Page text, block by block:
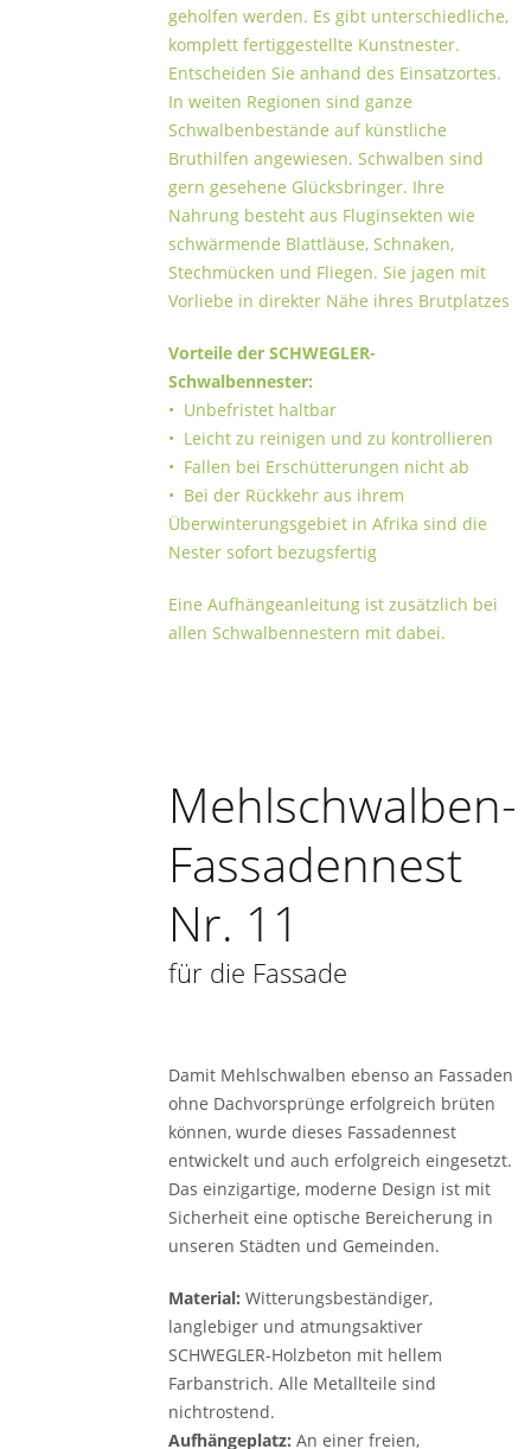
geholfen werden. Es gibt unterschiedliche,
komplett fertiggestellte Kunstnester.
Entscheiden Sie anhand des Einsatzortes.
In weiten Regionen sind ganze
Schwalbenbestände auf künstliche
Bruthilfen angewiesen. Schwalben sind
gern gesehene Glücksbringer. Ihre
Nahrung besteht aus Fluginsekten wie
schwärmende Blattläuse, Schnaken,
Stechmücken und Fliegen. Sie jagen mit
Vorliebe in direkter Nähe ihres Brutplatzes
Vorteile der SCHWEGLER-
Schwalbennester:
• Unbefristet haltbar
• Leicht zu reinigen und zu kontrollieren
• Fallen bei Erschütterungen nicht ab
• Bei der Rückkehr aus ihrem
Überwinterungsgebiet in Afrika sind die
Nester sofort bezugsfertig
Eine Aufhängeanleitung ist zusätzlich bei
allen Schwalbennestern mit dabei.
Mehlschwalben-
Fassadennest
Nr. 11
für die Fassade
Damit Mehlschwalben ebenso an Fassaden
ohne Dachvorsprünge erfolgreich brüten
können, wurde dieses Fassadennest
entwickelt und auch erfolgreich eingesetzt.
Das einzigartige, moderne Design ist mit
Sicherheit eine optische Bereicherung in
unseren Städten und Gemeinden.
Material: Witterungsbeständiger,
langlebiger und atmungsaktiver
SCHWEGLER-­Holzbeton mit hellem
Farbanstrich. Alle Metallteile sind
nichtrostend.
Aufhängeplatz: An einer freien,